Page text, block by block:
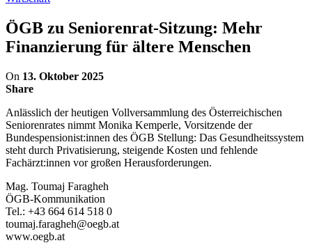
ÖGB zu Seniorenrat-Sitzung: Mehr
Finanzierung für ältere Menschen
On 13. Oktober 2025
Share
Anlässlich der heutigen Vollversammlung des Österreichischen
Seniorenrates nimmt Monika Kemperle, Vorsitzende der
Bundespensionist:innen des ÖGB Stellung: Das Gesundheitssystem
steht durch Privatisierung, steigende Kosten und fehlende
Fachärzt:innen vor großen Herausforderungen.
Mag. Toumaj Faragheh
ÖGB-Kommunikation
Tel.: +43 664 614 518 0
toumaj.faragheh@oegb.at
www.oegb.at